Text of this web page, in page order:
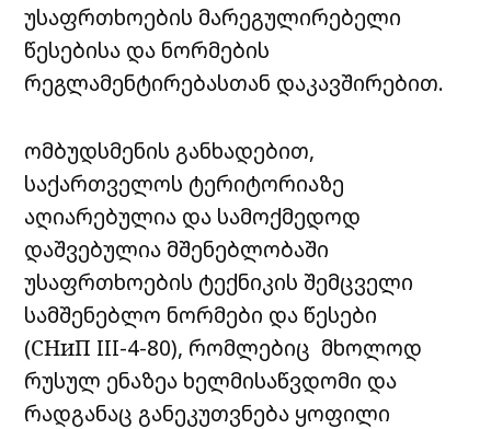
უსაფრთხოების მარეგულირებელი
წესებისა და ნორმების
რეგლამენტირებასთან დაკავშირებით.
ომბუდსმენის განხადებით,
საქართველოს ტერიტორიაზე
აღიარებულია და სამოქმედოდ
დაშვებულია მშენებლობაში
უსაფრთხოების ტექნიკის შემცველი
სამშენებლო ნორმები და წესები
(СНиП III-4-80), რომლებიც მხოლოდ
რუსულ ენაზეა ხელმისაწვდომი და
რადგანაც განეკუთვნება ყოფილი